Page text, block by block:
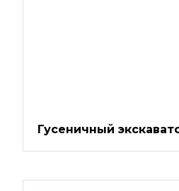
Гусеничный